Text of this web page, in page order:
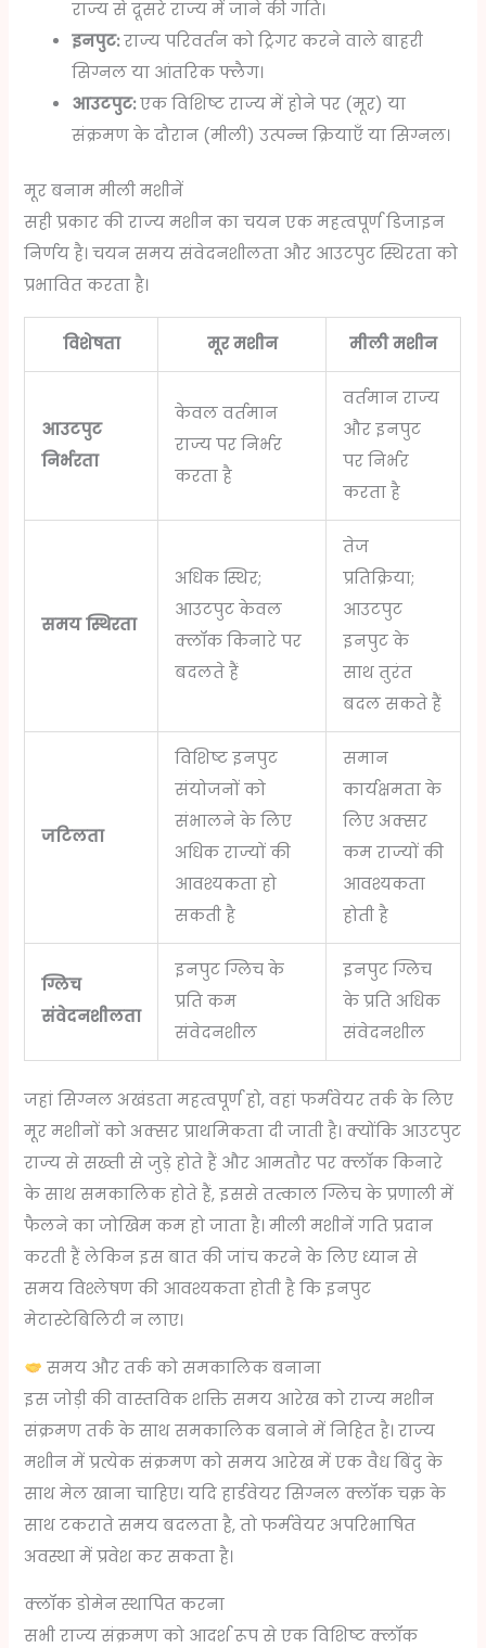
राज्य से दूसरे राज्य में जाने की गति।
इनपुट:राज्य परिवर्तन को ट्रिगर करने वाले बाहरी
सिग्नल या आंतरिक फ्लैग।
आउटपुट:एक विशिष्ट राज्य में होने पर (मूर) या
संक्रमण के दौरान (मीली) उत्पन्न क्रियाएँ या सिग्नल।
मूर बनाम मीली मशीनें
सही प्रकार की राज्य मशीन का चयन एक महत्वपूर्ण डिजाइन
निर्णय है। चयन समय संवेदनशीलता और आउटपुट स्थिरता को
प्रभावित करता है।
विशेषता मूर मशीन मीली मशीन
आउटपुट
निर्भरता
केवल वर्तमान
राज्य पर निर्भर
करता है
वर्तमान राज्य
और इनपुट
पर निर्भर
करता है
समय स्थिरता
अधिक स्थिर;
आउटपुट केवल
क्लॉक किनारे पर
बदलते हैं
तेज
प्रतिक्रिया;
आउटपुट
इनपुट के
साथ तुरंत
बदल सकते हैं
जटिलता
विशिष्ट इनपुट
संयोजनों को
संभालने के लिए
अधिक राज्यों की
आवश्यकता हो
सकती है
समान
कार्यक्षमता के
लिए अक्सर
कम राज्यों की
आवश्यकता
होती है
ग्लिच
संवेदनशीलता
इनपुट ग्लिच के
प्रति कम
संवेदनशील
इनपुट ग्लिच
के प्रति अधिक
संवेदनशील
जहां सिग्नल अखंडता महत्वपूर्ण हो, वहां फर्मवेयर तर्क के लिए
मूर मशीनों को अक्सर प्राथमिकता दी जाती है। क्योंकि आउटपुट
राज्य से सख्ती से जुड़े होते हैं और आमतौर पर क्लॉक किनारे
के साथ समकालिक होते हैं, इससे तत्काल ग्लिच के प्रणाली में
फैलने का जोखिम कम हो जाता है। मीली मशीनें गति प्रदान
करती हैं लेकिन इस बात की जांच करने के लिए ध्यान से
समय विश्लेषण की आवश्यकता होती है कि इनपुट
मेटास्टेबिलिटी न लाए।
समय और तर्क को समकालिक बनाना
इस जोड़ी की वास्तविक शक्ति समय आरेख को राज्य मशीन
संक्रमण तर्क के साथ समकालिक बनाने में निहित है। राज्य
मशीन में प्रत्येक संक्रमण को समय आरेख में एक वैध बिंदु के
साथ मेल खाना चाहिए। यदि हार्डवेयर सिग्नल क्लॉक चक्र के
साथ टकराते समय बदलता है, तो फर्मवेयर अपरिभाषित
अवस्था में प्रवेश कर सकता है।
क्लॉक डोमेन स्थापित करना
सभी राज्य संक्रमण को आदर्श रूप से एक विशिष्ट क्लॉक